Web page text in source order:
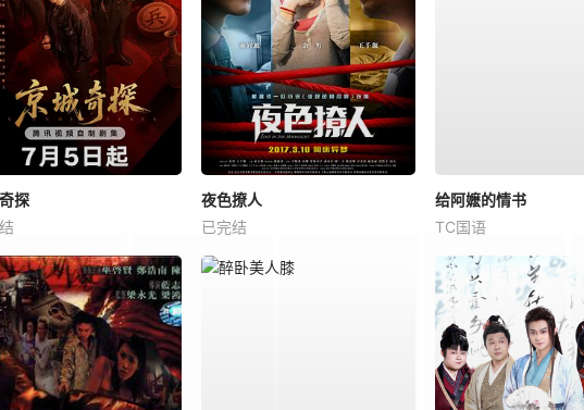
探
夜色撩人
已完结
给阿嬷的情书
TC国语